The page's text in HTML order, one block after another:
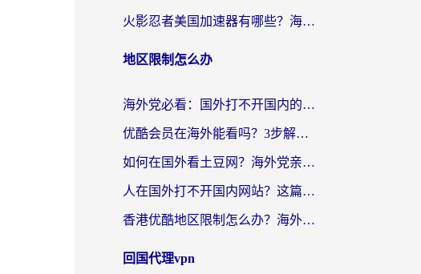
火影忍者美国加速器有哪些？海外党亲测的国服游戏加速全攻略（含菲律宾玩三国之刃守望黎明技巧）
地区限制怎么办
海外党必看：国外打不开国内的app怎么办？3步解决你的乡愁
优酷会员在海外能看吗？3步解决海外追剧难题，附实测好用加速器推荐
如何在国外看土豆网？海外党亲测有效的追剧加速器选择指南
人在国外打不开国内网站？这篇攻略帮你无缝解锁国内资源（附交管12123使用技巧）
香港优酷地区限制怎么办？海外党亲测有效的追剧解决方案
回国代理vpn